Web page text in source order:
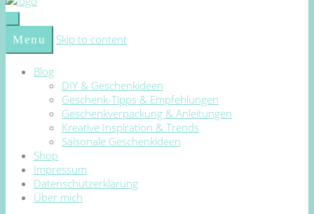
Menu Skip to content
Blog
DIY & Geschenkideen
Geschenk-Tipps & Empfehlungen
Geschenkverpackung & Anleitungen
Kreative Inspiration & Trends
Saisonale Geschenkideen
Shop
Impressum
Datenschutzerklärung
Über mich